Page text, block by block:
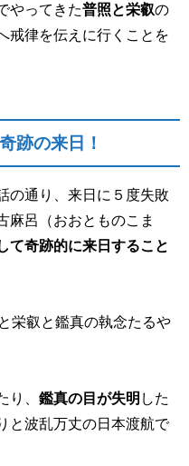
やってきた普照と栄叡の
戒律を伝えに行くことを
跡の来日！
の通り、来日に５度失敗
麻呂（おおとものこま
て奇跡的に来日すること
栄叡と鑑真の執念たるや
り、 鑑真の目が失明 した
と波乱万丈の日本渡航で